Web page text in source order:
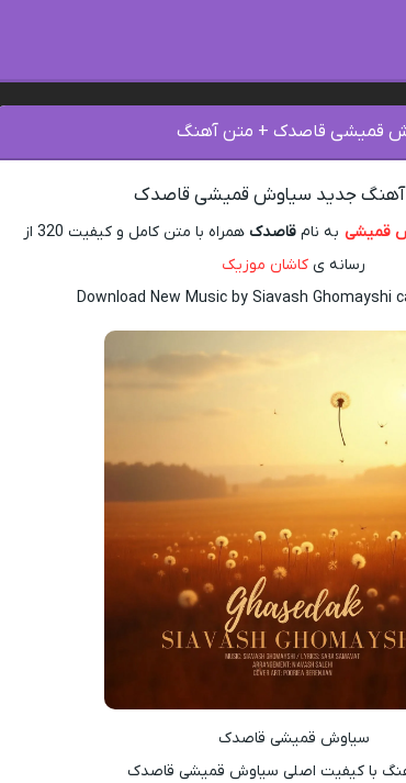
قمیشی قاصدک + متن آهنگ
آهنگ جدید سیاوش قمیشی قاصدک
قمیشی به نام قاصدک
همراه با متن کامل و کیفیت 320 از
رسانه ی کاشان موزیک
Download New Music by Siavash Ghomayshi
سیاوش قمیشی قاصدک
با کیفیت اصلی سیاوش قمیشی قاصدک